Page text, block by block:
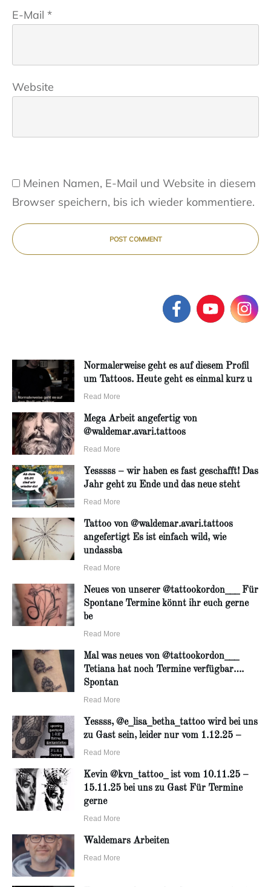
E-Mail *
Website
Meinen Namen, E-Mail und Website in diesem
Browser speichern, bis ich wieder kommentiere.
POST COMMENT
Normalerweise geht es auf diesem Profil
um Tattoos. Heute geht es einmal kurz u
Read More
Mega Arbeit angefertig von
@waldemar.avari.tattoos
Read More
Yesssss – wir haben es fast geschafft! Das
Jahr geht zu Ende und das neue steht
Read More
Tattoo von @waldemar.avari.tattoos
angefertigt Es ist einfach wild, wie
undassba
Read More
Neues von unserer @tattookordon___ Für
Spontane Termine könnt ihr euch gerne
be
Read More
Mal was neues von @tattookordon___
Tetiana hat noch Termine verfügbar….
Spontan
Read More
Yessss, @e_lisa_betha_tattoo wird bei uns
zu Gast sein, leider nur vom 1.12.25 –
Read More
Kevin @kvn_tattoo_ ist vom 10.11.25 –
15.11.25 bei uns zu Gast Für Termine
gerne
Read More
Waldemars Arbeiten
Read More